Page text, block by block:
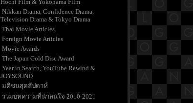
Hochi Film & Yokohama Film
Nikkan Drama, Confidence Drama,
Television Drama & Tokyo Drama
Thai Movie Articles
Foreign Movie Articles
Movie Awards
The Japan Gold Disc Award
Year in Search, YouTube Rewind &
JOYSOUND
มติชนสุดสัปดาห์
รวมบทความที่น่าสนใจ 2010-2021